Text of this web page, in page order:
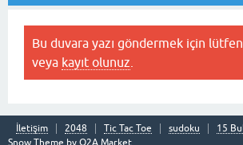
Bu duvara yazı göndermek için lütfen
veya kayıt olunuz
İletişim 2048 Tic Tac Toe sudoku
15
Snow Theme by Q2A Market